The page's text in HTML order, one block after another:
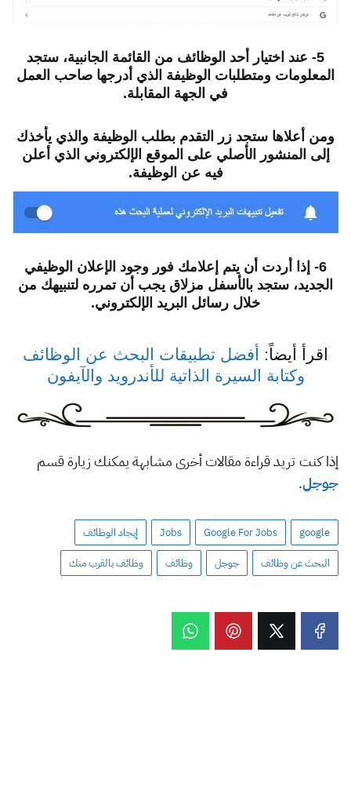
5- عند اختيار أحد الوظائف من القائمة الجانبية، ستجد
المعلومات ومتطلبات الوظيفة الذي أدرجها صاحب العمل
في الجهة المقابلة.
ومن أعلاها ستجد زر التقدم بطلب الوظيفة والذي يأخذك
إلى المنشور الأصلي على الموقع الإلكتروني الذي أعلن
فيه عن الوظيفة.
6- إذا أردت أن يتم إعلامك فور وجود الإعلان الوظيفي
الجديد، ستجد بالأسفل مزلاق يجب أن تمرره لتنبيهك من
خلال رسائل البريد الإلكتروني.
اقرأ أيضاً: أفضل تطبيقات البحث عن الوظائف
وكتابة السيرة الذاتية للأندرويد والآيفون
إذا كنت تريد قراءة مقالات أخرى مشابهة يمكنك زيارة قسم
جوجل.
google
Google For Jobs
Jobs إيجاد الوظائف
البحث عن وظائف جوجل وظائف وظائف بالقرب منك